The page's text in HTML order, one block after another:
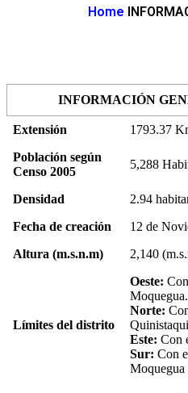
Home
INFORMACIÓN
Extensión
1793.37
Población según
Censo 2005
5,288
Densidad
2.94
Fecha de creación
12 de
Altura (m.s.n.m)
2,140
Límites del distrito
Oeste:
Moquegua.
Norte:
Este: Con
Sur: Con
Moquegua